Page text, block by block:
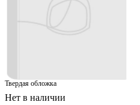
Твердая обложка
Нет в наличии